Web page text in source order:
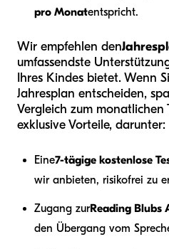
pro Monatentspricht.
Wir empfehlen den
umfassendste
Ihres Kindes bietet. Wenn
Jahresplan entscheiden,
Vergleich zum monatlichen
exklusive Vorteile, darunter:
Eine7-tägige kostenlose
wir anbieten, risikofrei zu
Zugang zurReading Blubs
den Übergang vom